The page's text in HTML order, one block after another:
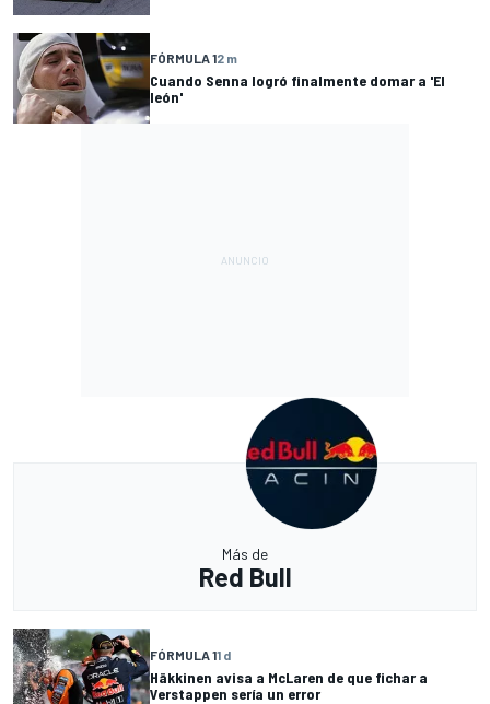
FÓRMULA 12 m
Cuando Senna logró finalmente domar a 'El
león'
Más de
Red Bull
FÓRMULA 11 d
Häkkinen avisa a McLaren de que fichar a
Verstappen sería un error